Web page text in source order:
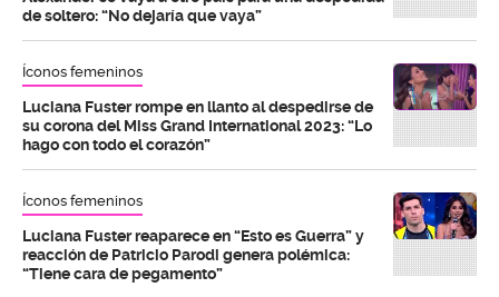
de soltero: “No dejaría que vaya”
Íconos femeninos
Luciana Fuster rompe en llanto al despedirse de
su corona del Miss Grand International 2023: “Lo
hago con todo el corazón”
Íconos femeninos
Luciana Fuster reaparece en “Esto es Guerra” y
reacción de Patricio Parodi genera polémica:
“Tiene cara de pegamento”